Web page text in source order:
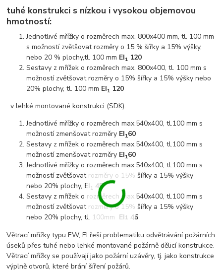
tuhé konstrukci s nízkou i vysokou objemovou
hmotností:
Jednotlivé mřížky o rozměrech max. 800x400 mm, tl. 100 mm
s možností zvětšovat rozměry o 15 % šířky a 15% výšky,
nebo 20 % plochy,tl. 100 mm EI1 120
Sestavy z mřížek o rozměrech max. 800x400, tl. 100 mm s
možností zvětšovat rozměry o 15% šířky a 15% výšky nebo
20% plochy, tl. 100 mm EI1 120
v lehké montované konstrukci (SDK):
Jednotlivé mřížky o rozměrech max.540x400, tl.100 mm s
možností zmenšovat rozměry EI160
Sestavy z mřížek o rozměrech max.540x400, tl.100 mm s
možností zmenšovat rozměry EI160
Jednotlivé mřížky o rozměrech max.540x400, tl.100 mm s
možností zvětšovat rozměry o 15% šířky a 15% výšky
nebo 20% plochy, EI1 45
Sestavy z mřížek o rozměrech max.540x400, tl.100 mm s
možností zvětšovat rozměry o 15% šířky a 15% výšky
nebo 20% plochy, tl. 100mm EI1 45
Větrací mřížky typu EW, EI řeší problematiku odvětrávání požárních
úseků přes tuhé nebo lehké montované požárně dělicí konstrukce.
Větrací mřížky se používají jako požární uzávěry, tj. jako konstrukce
výplně otvorů, které brání šíření požárů.